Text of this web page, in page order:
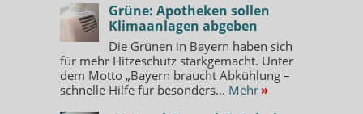
Grüne: Apotheken sollen
Klimaanlagen abgeben
Die Grünen in Bayern haben sich
für mehr Hitzeschutz starkgemacht. Unter
dem Motto „Bayern braucht Abkühlung –
schnelle Hilfe für besonders... Mehr »